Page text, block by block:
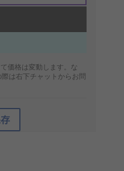
価格は変動します。な
は右下チャットからお問